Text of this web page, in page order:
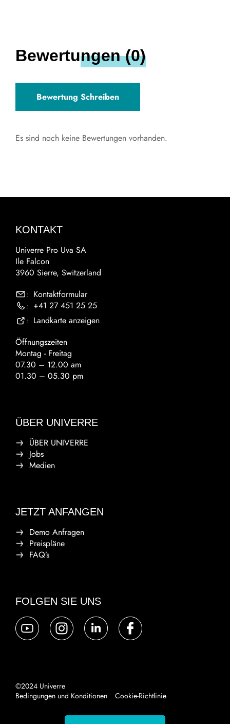
Bewertungen (0)
Bewertung Schreiben
Es sind noch keine Bewertungen vorhanden.
KONTAKT
Univerre Pro Uva SA
Ile Falcon
3960 Sierre, Switzerland
: Kontaktformular
: +41 27 451 25 25
: Landkarte anzeigen
Öffnungszeiten
Montag - Freitag
07.30 – 12.00 am
01.30 – 05.30 pm
ÜBER UNIVERRE
ÜBER UNIVERRE
Jobs
Medien
JETZT ANFANGEN
Demo Anfragen
Preispläne
FAQ’s
FOLGEN SIE UNS
©2024 Univerre
Bedingungen und Konditionen
Cookie-Richtlinie